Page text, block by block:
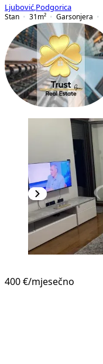
Ljubović Podgorica
Stan
31 m² Garsonjera
400 €/mjesečno